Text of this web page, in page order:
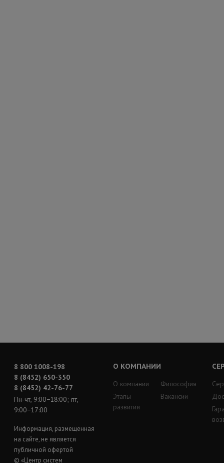
8 800 1008-198
8 (8452) 650-350
8 (8452) 42-76-77
Пн-чт, 9:00−18:00; пт,
9:00−17:00
Информация, размещенная
на сайте, не является
публичной офертой
© «Центр систем
О КОМПАНИИ
О компании
Этапы
развития
Философия
Вакансии